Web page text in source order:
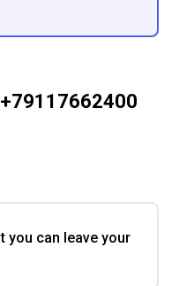
you can leave your